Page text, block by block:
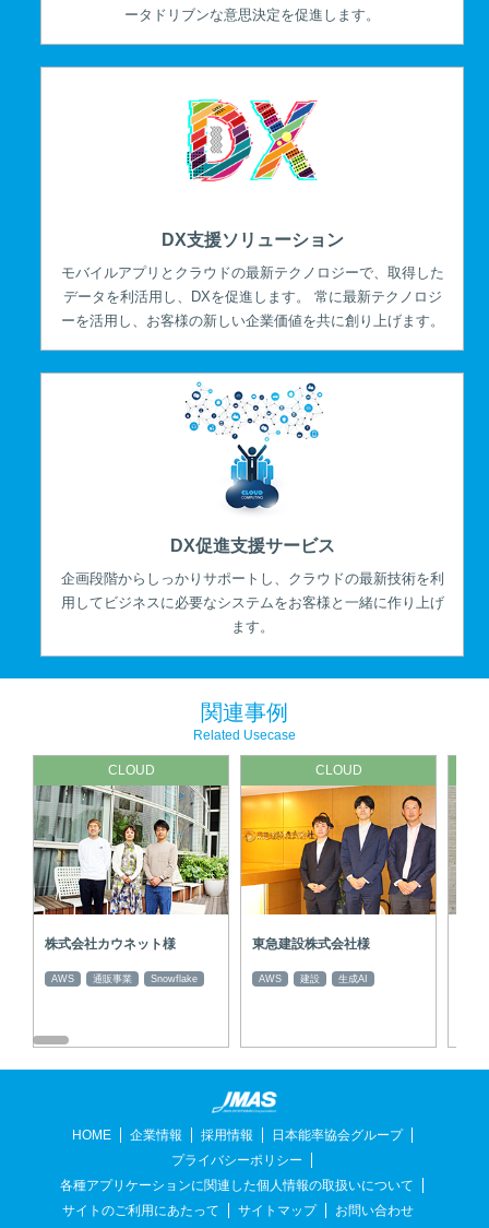
ータドリブンな意思決定を促進します。
DX支援ソリューション
モバイルアプリとクラウドの最新テクノロジーで、取得した
データを利活用し、DXを促進します。 常に最新テクノロジ
ーを活用し、お客様の新しい企業価値を共に創り上げます。
DX促進支援サービス
企画段階からしっかりサポートし、クラウドの最新技術を利
用してビジネスに必要なシステムをお客様と一緒に作り上げ
ます。
関連事例
Related Usecase
CLOUD
株式会社カウネット様
AWS 通販事業 Snowflake
CLOUD
東急建設株式会社様
AWS 建設 生成AI
HOME 企業情報 採用情報
日本能率協会グループ
プライバシーポリシー
各種アプリケーションに関連した個人情報の取扱いについて
サイトのご利用にあたって
サイトマップ お問い合わせ